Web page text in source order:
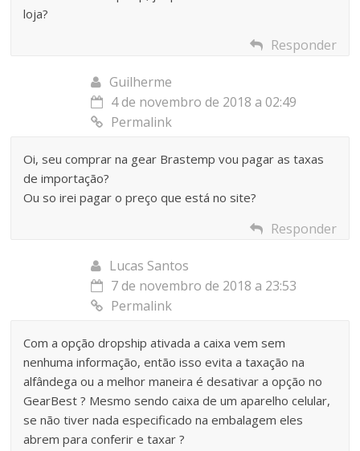
loja?
Responder
Guilherme
4 de novembro de 2018 a 02:49
Permalink
Oi, seu comprar na gear Brastemp vou pagar as taxas
de importação?
Ou so irei pagar o preço que está no site?
Responder
Lucas Santos
7 de novembro de 2018 a 23:53
Permalink
Com a opção dropship ativada a caixa vem sem
nenhuma informação, então isso evita a taxação na
alfândega ou a melhor maneira é desativar a opção no
GearBest ? Mesmo sendo caixa de um aparelho celular,
se não tiver nada especificado na embalagem eles
abrem para conferir e taxar ?